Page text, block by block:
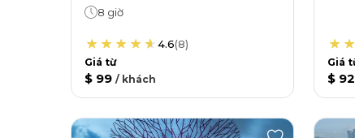
8 giờ
4.6(8)
Giá từ
$ 99 / khách
Giá
$